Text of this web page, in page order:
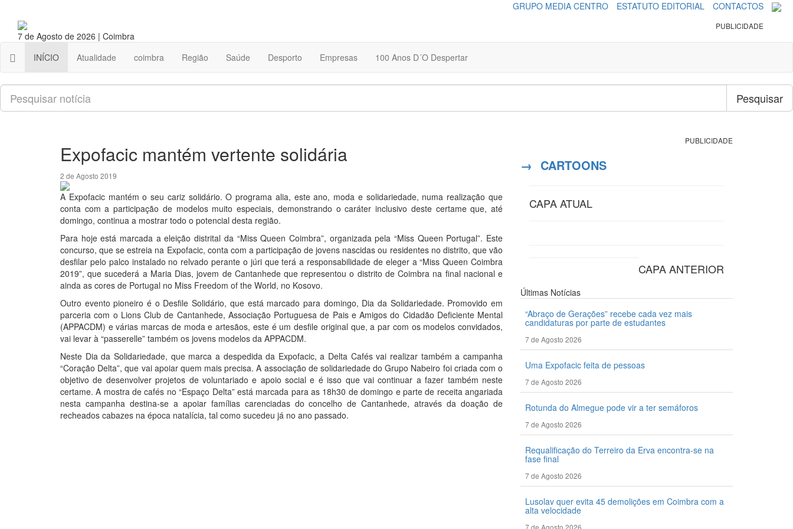
GRUPO MEDIA CENTRO ESTATUTO EDITORIAL CONTACTOS
7 de Agosto de 2026 | Coimbra
PUBLICIDADE
INÍCIO Atualidade coimbra Região Saúde Desporto Empresas 100 Anos D´O Despertar
Pesquisar
Pesquisar
Expofacic mantém vertente solidária
2 de Agosto 2019
A Expofacic mantém o seu cariz solidário. O programa alia, este ano, moda e solidariedade, numa realização que
conta com a participação de modelos muito especiais, demonstrando o caráter inclusivo deste certame que, até
domingo, continua a mostrar todo o potencial desta região.
Para hoje está marcada a eleição distrital da “Miss Queen Coimbra”, organizada pela “Miss Queen Portugal”. Este
concurso, que se estreia na Expofacic, conta com a participação de jovens nascidas ou residentes no distrito, que vão
desfilar pelo palco instalado no relvado perante o júri que terá a responsabilidade de eleger a “Miss Queen Coimbra
2019”, que sucederá a Maria Dias, jovem de Cantanhede que representou o distrito de Coimbra na final nacional e
ainda as cores de Portugal no Miss Freedom of the World, no Kosovo.
Outro evento pioneiro é o Desfile Solidário, que está marcado para domingo, Dia da Solidariedade. Promovido em
parceria com o Lions Club de Cantanhede, Associação Portuguesa de Pais e Amigos do Cidadão Deficiente Mental
(APPACDM) e várias marcas de moda e artesãos, este é um desfile original que, a par com os modelos convidados,
vai levar à “passerelle” também os jovens modelos da APPACDM.
Neste Dia da Solidariedade, que marca a despedida da Expofacic, a Delta Cafés vai realizar também a campanha
“Coração Delta”, que vai apoiar quem mais precisa. A associação de solidariedade do Grupo Nabeiro foi criada com o
objetivo de desenvolver projetos de voluntariado e apoio social e é isso que vai continuar a fazer também neste
certame. A mostra de cafés no “Espaço Delta” está marcada para as 18h30 de domingo e parte de receita angariada
nesta campanha destina-se a apoiar famílias carenciadas do concelho de Cantanhede, através da doação de
recheados cabazes na época natalícia, tal como sucedeu já no ano passado.
PUBLICIDADE
→ CARTOONS
CAPA ATUAL
CAPA ANTERIOR
Últimas Notícias
“Abraço de Gerações” recebe cada vez mais
candidaturas por parte de estudantes
7 de Agosto 2026
Uma Expofacic feita de pessoas
7 de Agosto 2026
Rotunda do Almegue pode vir a ter semáforos
7 de Agosto 2026
Requalificação do Terreiro da Erva encontra-se na
fase final
7 de Agosto 2026
Lusolav quer evita 45 demolições em Coimbra com a
alta velocidade
7 de Agosto 2026